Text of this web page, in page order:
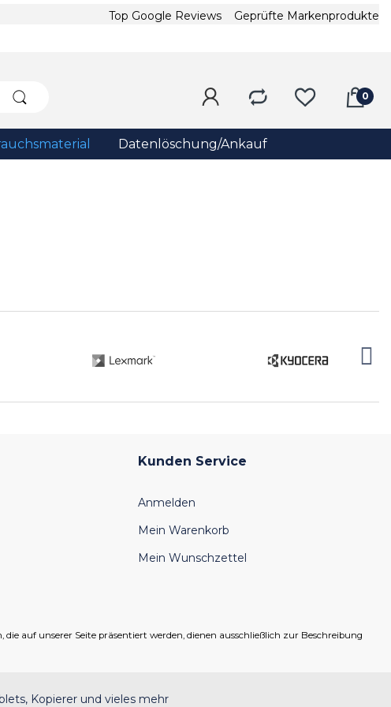
Top Google Reviews Geprüfte Markenprodukte
Datenlöschung/Ankauf
Kunden Service
Anmelden
Mein Warenkorb
Mein Wunschzettel
auf unserer Seite präsentiert werden, dienen ausschließlich zur Beschreibung
Kopierer und vieles mehr